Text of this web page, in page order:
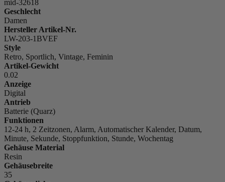
mid-32618
Geschlecht
Damen
Hersteller Artikel-Nr.
LW-203-1BVEF
Style
Retro, Sportlich, Vintage, Feminin
Artikel-Gewicht
0.02
Anzeige
Digital
Antrieb
Batterie (Quarz)
Funktionen
12-24 h, 2 Zeitzonen, Alarm, Automatischer Kalender, Datum,
Minute, Sekunde, Stoppfunktion, Stunde, Wochentag
Gehäuse Material
Resin
Gehäusebreite
35